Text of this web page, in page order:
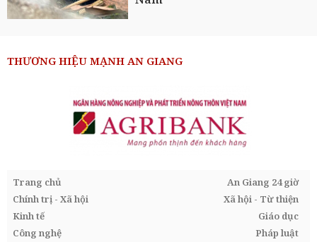
THƯƠNG HIỆU MẠNH AN GIANG
Trang chủ
An Giang 24 giờ
Chính trị - Xã hội
Xã hội - Từ thiện
Kinh tế
Giáo dục
Công nghệ
Pháp luật